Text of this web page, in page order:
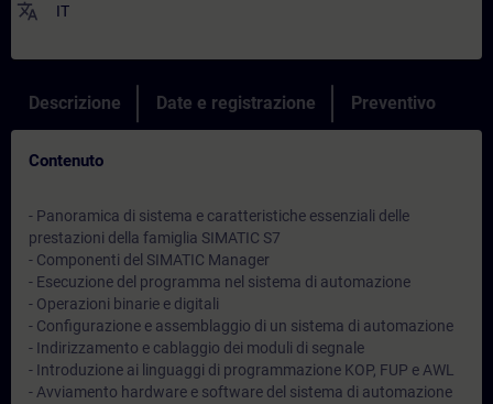
translate IT
Descrizione Date e registrazione Preventivo
Contenuto
- Panoramica di sistema e caratteristiche essenziali delle
prestazioni della famiglia SIMATIC S7
- Componenti del SIMATIC Manager
- Esecuzione del programma nel sistema di automazione
- Operazioni binarie e digitali
- Configurazione e assemblaggio di un sistema di automazione
- Indirizzamento e cablaggio dei moduli di segnale
- Introduzione ai linguaggi di programmazione KOP, FUP e AWL
- Avviamento hardware e software del sistema di automazione